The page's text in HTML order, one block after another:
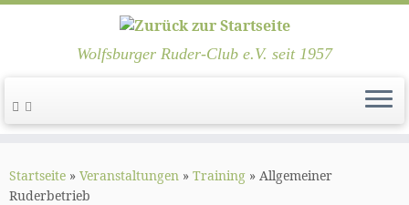
Inhalt
springen
Wolfsburger Ruder-Club e.V. seit 1957
Startseite » Veranstaltungen » Training » Allgemeiner
Ruderbetrieb